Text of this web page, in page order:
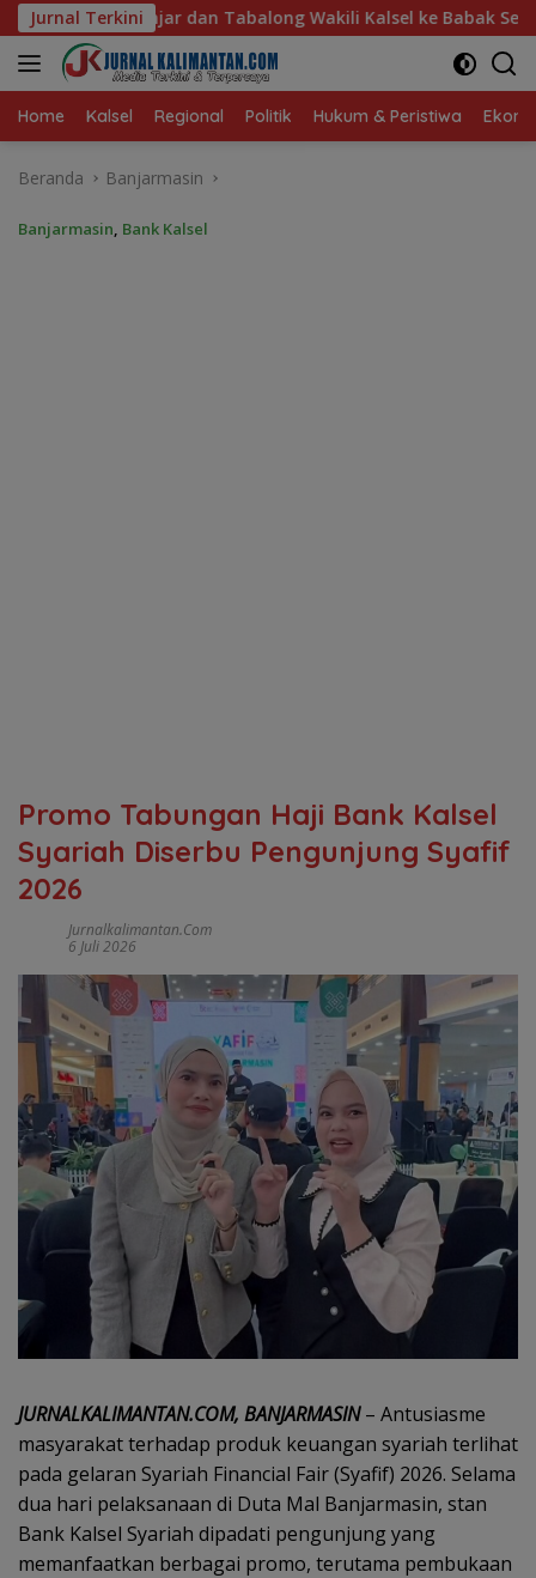
Langsung
ke
konten
Jurnal Terkini
Wakili Kalsel ke Babak Semifinal Gubernur Cup Road to
Home Kalsel Regional Politik Hukum & Peristiwa
Beranda Banjarmasin
Banjarmasin, Bank Kalsel
Promo Tabungan Haji Bank Kalsel
Syariah Diserbu Pengunjung Syafif
2026
Jurnalkalimantan.com
6 Juli 2026
JURNALKALIMANTAN.COM, BANJARMASIN – Antusiasme
masyarakat terhadap produk keuangan syariah terlihat
pada gelaran Syariah Financial Fair (Syafif) 2026. Selama
dua hari pelaksanaan di Duta Mal Banjarmasin, stan
Bank Kalsel Syariah dipadati pengunjung yang
memanfaatkan berbagai promo, terutama pembukaan